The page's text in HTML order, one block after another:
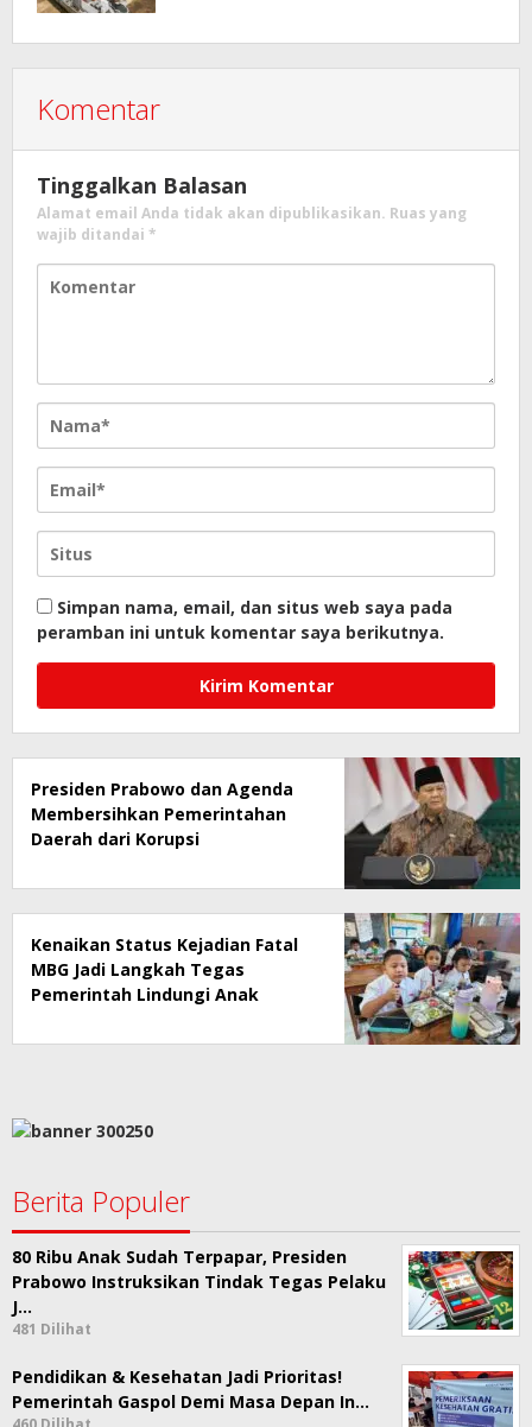
Komentar
Tinggalkan Balasan
Alamat email Anda tidak akan dipublikasikan. Ruas yang
wajib ditandai *
Simpan nama, email, dan situs web saya pada
peramban ini untuk komentar saya berikutnya.
Presiden Prabowo dan Agenda
Membersihkan Pemerintahan
Daerah dari Korupsi
Kenaikan Status Kejadian Fatal
MBG Jadi Langkah Tegas
Pemerintah Lindungi Anak
Berita Populer
80 Ribu Anak Sudah Terpapar, Presiden
Prabowo Instruksikan Tindak Tegas Pelaku
J…
481 Dilihat
Pendidikan & Kesehatan Jadi Prioritas!
Pemerintah Gaspol Demi Masa Depan In…